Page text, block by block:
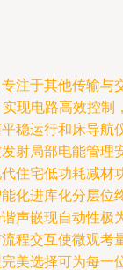
注于其他传输
实现电路高效控
平稳运行和床导
射局部电能管
住宅低功耗减
化进库化分层
声嵌现自动性
程交互使微观
美选择可为每